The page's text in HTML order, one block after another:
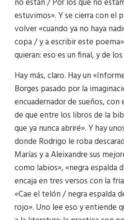
estuvimos». Y se cierra con el
volver «cuando ya no haya
copa / y a escribir este
quieran: eso es un final, y de
Hay más, claro. Hay un
Borges pasado por la
encuadernador de sueños,
de que entre los libros de la
que ya nunca abriré». Y hay
donde Rodrigo le roba
Marías y a Aleixandre sus
como labios», «negra espalda
encaja en tres versos con la
«Cae el telón / negra espalda
rojo». Uno lee eso y entiende